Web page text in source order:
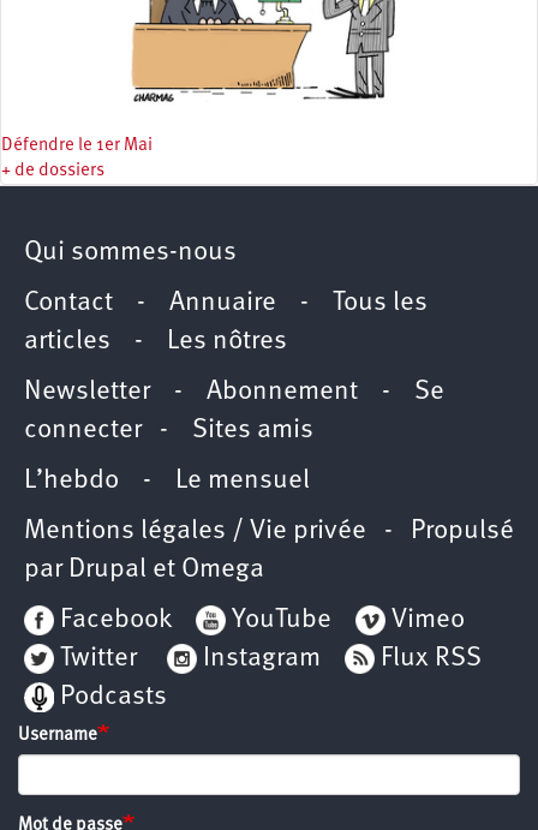
Défendre le 1er Mai
+ de dossiers
Qui sommes-nous
Contact - Annuaire -
Tous les
articles - Les nôtres
Newsletter- Abonnement - Se
connecter- Sites amis
L’hebdo - Le mensuel
Mentions légales / Vie privée - Propulsé
par Drupal et Omega
Facebook
YouTube
Vimeo
Twitter
Instagram
Flux RSS
Podcasts
Username
Mot de passe